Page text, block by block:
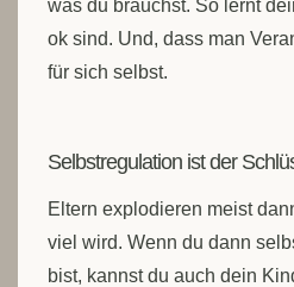
was du brauchst. So lernt
ok sind. Und, dass man
für sich selbst.
Selbstregulation ist der
Eltern explodieren meist
viel wird. Wenn du dann
bist, kannst du auch dein